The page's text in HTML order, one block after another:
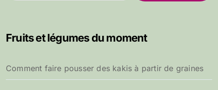
r
e
r
Fruits et légumes du moment
Comment faire pousser des kakis à partir de graines